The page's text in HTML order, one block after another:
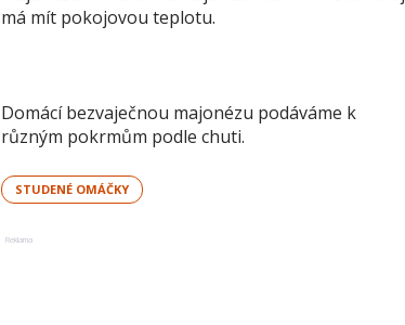
má mít pokojovou teplotu.
Domácí bezvaječnou majonézu podáváme k
různým pokrmům podle chuti.
STUDENÉ OMÁČKY
Reklama